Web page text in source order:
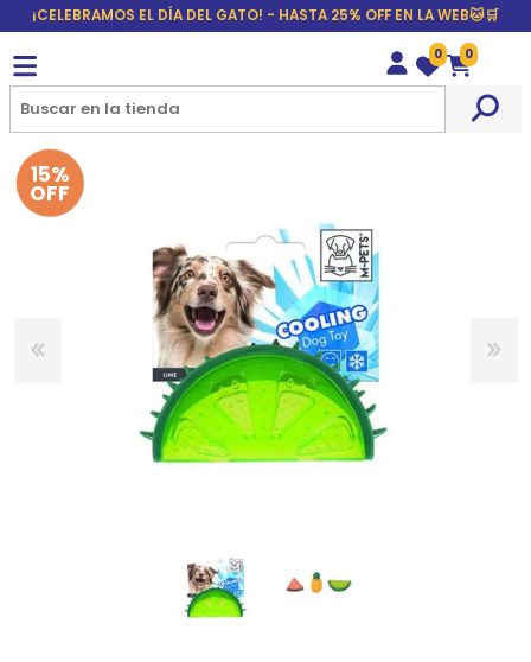
¡CELEBRAMOS EL DÍA DEL GATO! - HASTA 25% OFF EN LA WEB🐱🛒
Wishlist
0
Carrito
0
15%
OFF